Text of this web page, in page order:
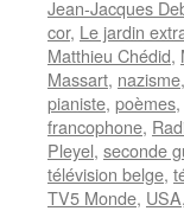
Jean-Jacques
cor, Le jardin
Matthieu Chédid,
Massart, nazisme,
pianiste, poèmes,
francophone,
Pleyel, seconde
télévision belge,
TV5 Monde, USA,